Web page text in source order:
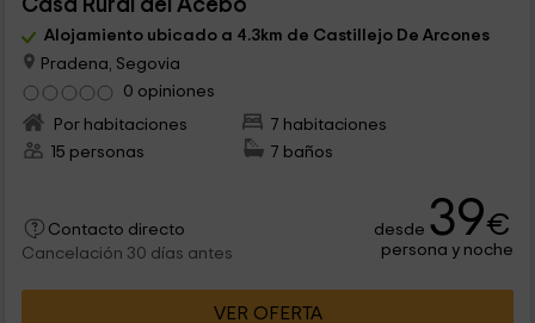
Casa Rural del Acebo
Alojamiento ubicado a 4.3km de Castillejo De Arcones
Pradena, Segovia
0 opiniones
Por habitaciones
7 habitaciones
15 personas
7 baños
Contacto directo
Cancelación 30 días antes
desde 39€
persona y noche
VER OFERTA